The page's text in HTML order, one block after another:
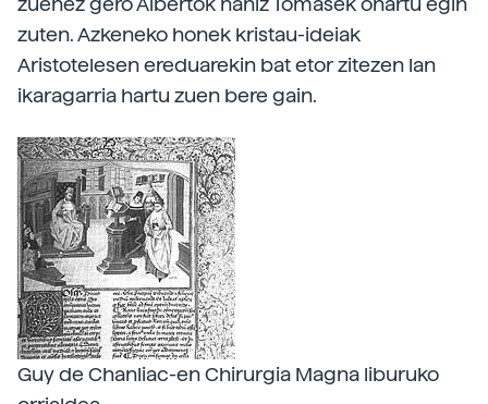
zuten. Azkeneko honek kristau-ideiak
Aristotelesen ereduarekin bat etor zitezen lan
ikaragarria hartu zuen bere gain.
Guy de Chanliac-en Chirurgia Magna liburuko